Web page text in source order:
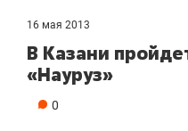
16 мая 2013
В Казани
«Науруз»
0